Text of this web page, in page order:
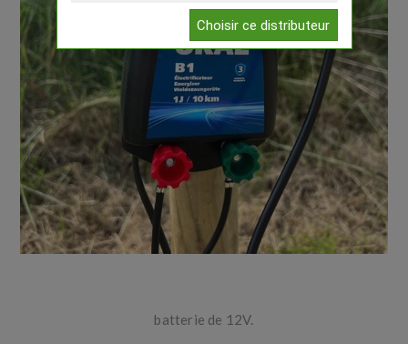
batterie de 12V.
Choisir ce distributeur